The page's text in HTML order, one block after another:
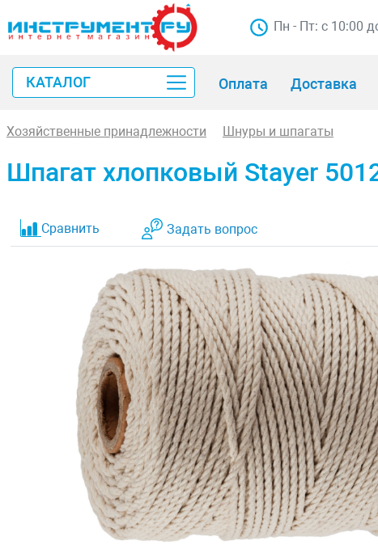
Пн - Пт: с 10:00
КАТАЛОГ Оплата Доставка
Хозяйственные принадлежности Шнуры и шпагаты
Шпагат хлопковый Stayer
Сравнить Задать вопрос